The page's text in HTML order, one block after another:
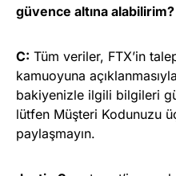
güvence altına alabilirim?
C: Tüm veriler, FTX’in
kamuoyuna
bakiyenizle ilgili bilgileri
lütfen Müşteri Kodunuzu
paylaşmayın.